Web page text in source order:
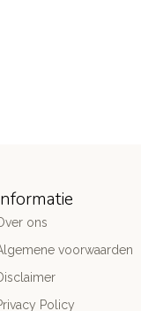
ons
voorwaarden
Policy